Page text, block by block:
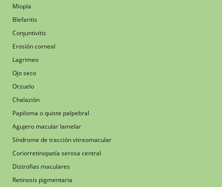
Miopía
Blefaritis
Conjuntivitis
Erosión corneal
Lagrimeo
Ojo seco
Orzuelo
Chalazión
Papiloma o quiste palpebral
Agujero macular lamelar
Síndrome de tracción vitreomacular
Coriorretinopatía serosa central
Distrofias maculares
Retinosis pigmentaria